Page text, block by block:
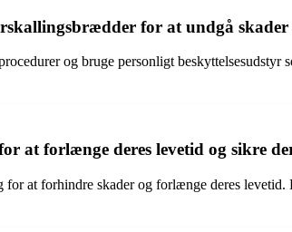
for at undgå
og bruge personligt
at forlænge deres levetid og sikre
at forhindre skader og forlænge deres